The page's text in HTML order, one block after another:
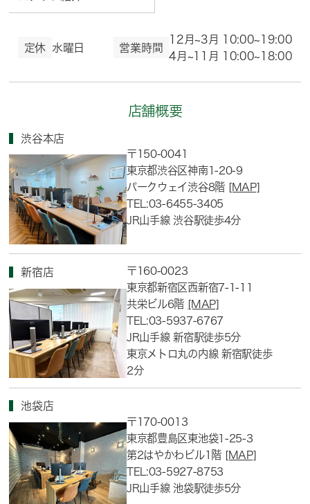
定休 水曜日 営業時間
12月~3月 10:00~19:00
4月~11月 10:00~18:00
店舗概要
渋谷本店
〒150-0041
東京都渋谷区神南1-20-9
パークウェイ渋谷8階 [MAP]
TEL:03-6455-3405
JR山手線 渋谷駅徒歩4分
新宿店
〒160-0023
東京都新宿区西新宿7-1-11
共栄ビル6階 [MAP]
TEL:03-5937-6767
JR山手線 新宿駅徒歩5分
東京メトロ丸の内線 新宿駅徒歩
2分
池袋店
〒170-0013
東京都豊島区東池袋1-25-3
第2はやかわビル1階 [MAP]
TEL:03-5927-8753
JR山手線 池袋駅徒歩5分